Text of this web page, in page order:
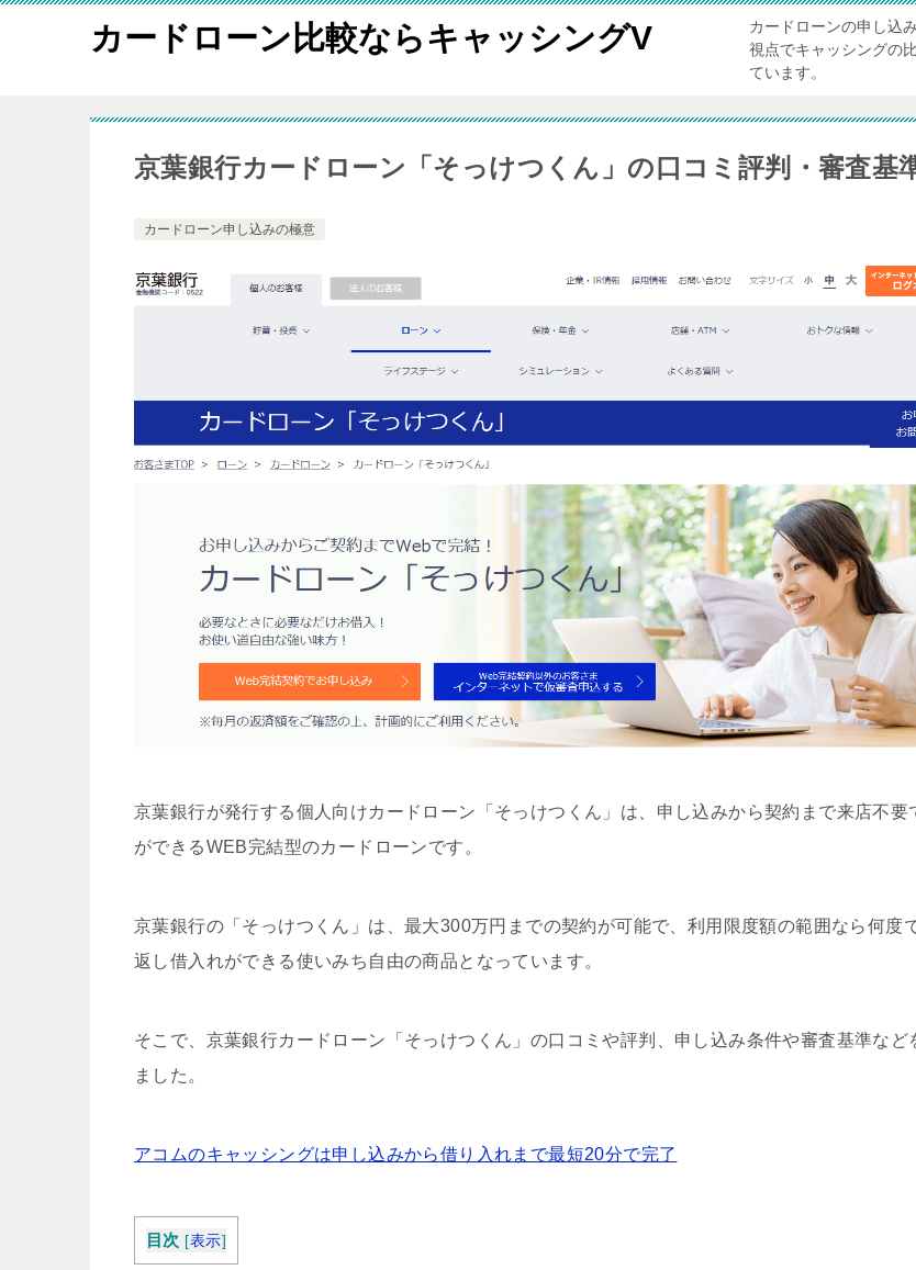
カードローン比較ならキャッシングV
カードローンの申し込
視点でキャッシングの
ています。
京葉銀行カードローン「そっけつくん」の口コミ評判・審査基
カードローン申し込みの極意
京葉銀行が発行する個人向けカードローン「そっけつくん」は、申し込みから契約まで来店不要
ができるWEB完結型のカードローンです。
京葉銀行の「そっけつくん」は、最大300万円までの契約が可能で、利用限度額の範囲なら何度
返し借入れができる使いみち自由の商品となっています。
そこで、京葉銀行カードローン「そっけつくん」の口コミや評判、申し込み条件や審査基準など
ました。
アコムのキャッシングは申し込みから借り入れまで最短20分で完了
目次 [表示]